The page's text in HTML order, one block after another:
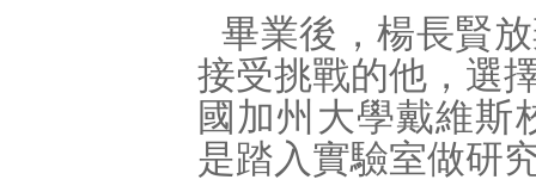
畢業後，楊長賢
接受挑戰的他，選
國加州大學戴維斯
是踏入實驗室做研